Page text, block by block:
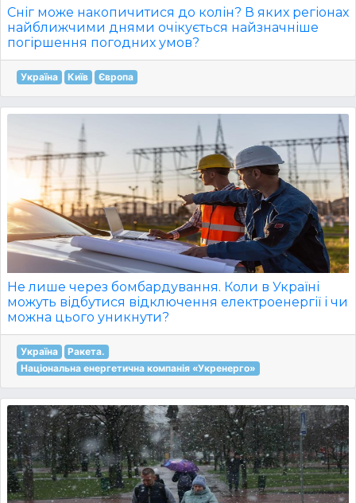
Сніг може накопичитися до колін? В яких регіонах
найближчими днями очікується найзначніше
погіршення погодних умов?
Україна Київ Європа
Не лише через бомбардування. Коли в Україні
можуть відбутися відключення електроенергії і чи
можна цього уникнути?
Україна
Ракета.
Національна енергетична компанія «Укренерго»